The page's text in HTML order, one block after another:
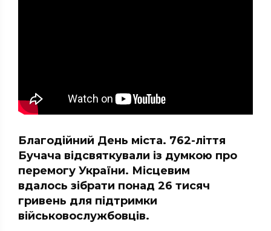
Благодійний День міста. 762-ліття
Бучача відсвяткували із думкою про
перемогу України. Місцевим
вдалось зібрати понад 26 тисяч
гривень для підтримки
військовослужбовців.